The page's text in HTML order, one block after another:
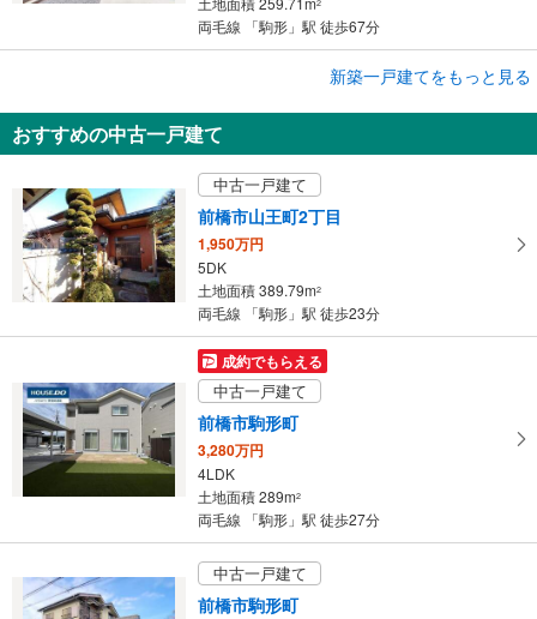
2
両毛線 「駒形」駅 徒歩67分
前橋市亀里町
4LDK
土地面積 200.13m2
両毛線 「駒形」駅 徒歩67分
新築一戸建てをもっと見る
おすすめの中古一戸建て
中古一戸建て
前橋市山王町2丁目
1,950万円
5DK
土地面積 389.79m2
両毛線 「駒形」駅 徒歩23分
成約でもらえる
中古一戸建て
前橋市駒形町
3,280万円
4LDK
土地面積 289m2
両毛線 「駒形」駅 徒歩27分
中古一戸建て
前橋市駒形町